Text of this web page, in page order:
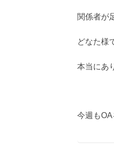
関係者が
どなた様
本当にあ
今週もOA